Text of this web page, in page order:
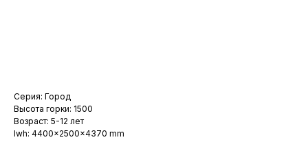
Серия: Город
Высота горки: 1500
Возраст: 5-12 лет
lwh: 4400x2500x4370 mm